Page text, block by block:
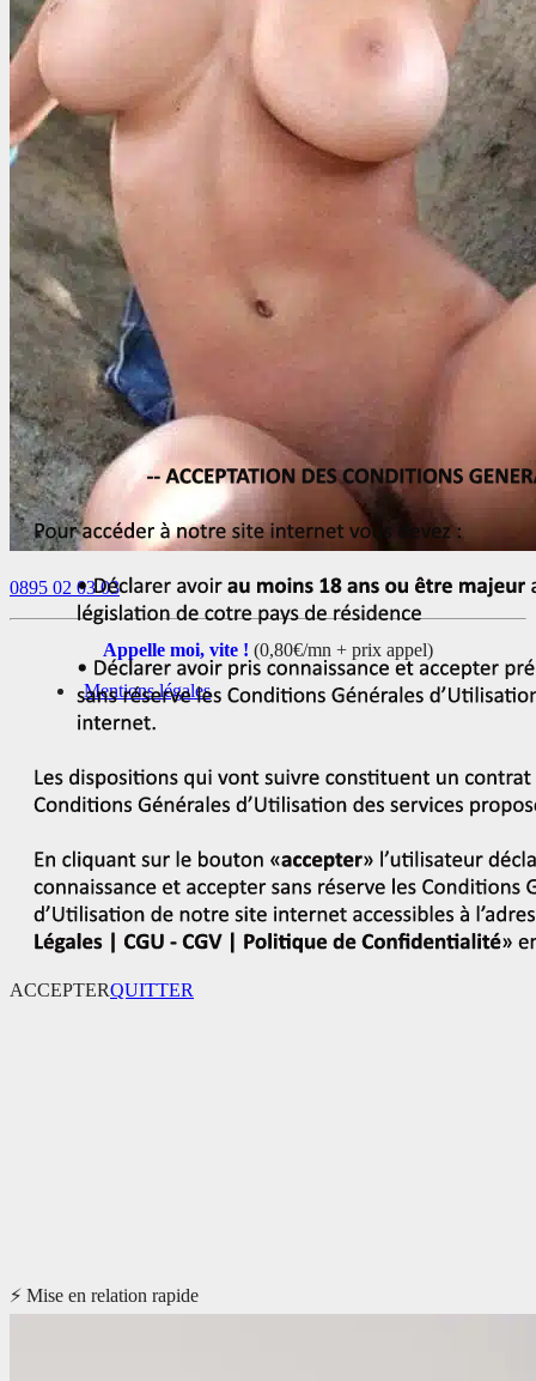
0895 02 03 03
Appelle moi, vite ! (0,80€/mn + prix appel)
Mentions légales
ACCEPTERQUITTER
🔒 100% anonyme et discret